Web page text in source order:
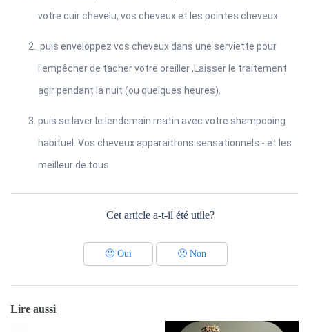
votre cuir chevelu, vos cheveux et les pointes cheveux
puis enveloppez vos cheveux dans une serviette pour
l'empêcher de tacher votre oreiller ,Laisser le traitement
agir pendant la nuit (ou quelques heures).
puis se laver le lendemain matin avec votre shampooing
habituel. Vos cheveux apparaitrons sensationnels - et les
meilleur de tous.
Cet article a-t-il été utile?
🙂Oui 🙁Non
Lire aussi